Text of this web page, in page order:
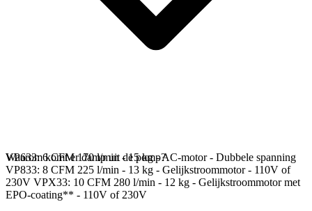
VP633: 6 CFM 170 l/min - 15 kg - AC-motor - Dubbele spanning
VP833: 8 CFM 225 l/min - 13 kg - Gelijkstroommotor - 110V of
230V VPX33: 10 CFM 280 l/min - 12 kg - Gelijkstroommotor met
EPO-coating** - 110V of 230V
Waarom komt er damp uit de pomp?